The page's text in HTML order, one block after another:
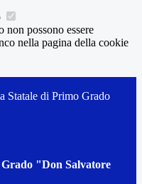
non possono essere
nella pagina della cookie
Statale di Primo Grado
"Don Salvatore